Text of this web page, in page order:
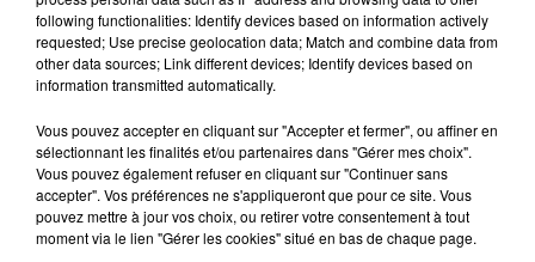
following functionalities: Identify devices based on information actively
requested; Use precise geolocation data; Match and combine data from
other data sources; Link different devices; Identify devices based on
information transmitted automatically.
Vous pouvez accepter en cliquant sur "Accepter et fermer", ou affiner en
sélectionnant les finalités et/ou partenaires dans "Gérer mes choix".
Vous pouvez également refuser en cliquant sur "Continuer sans
accepter". Vos préférences ne s'appliqueront que pour ce site. Vous
pouvez mettre à jour vos choix, ou retirer votre consentement à tout
moment via le lien "Gérer les cookies" situé en bas de chaque page.